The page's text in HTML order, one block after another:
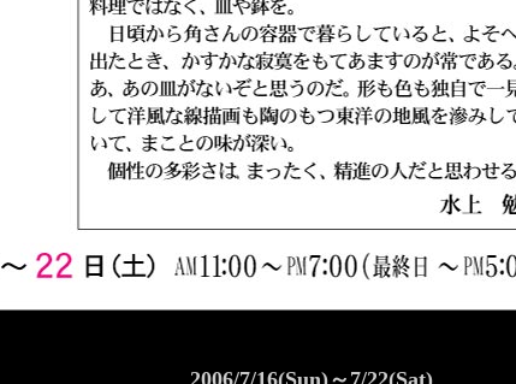
2006/7/16(Sun)～7/22(Sat)